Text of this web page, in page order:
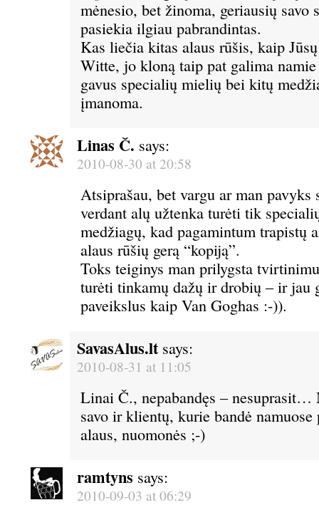
mėnesio, bet žinoma, geriausių savo
pasiekia ilgiau pabrandintas.
Kas liečia kitas alaus rūšis, kaip
Witte, jo kloną taip pat galima
gavus specialių mielių bei kitų
įmanoma.
Linas Č. says:
2010-08-30 at 20:58
Atsiprašau, bet vargu ar man
verdant alų užtenka turėti tik
medžiagų, kad pagamintum trapistų
alaus rūšių gerą “kopiją”.
Toks teiginys man prilygsta
turėti tinkamų dažų ir drobių – ir jau
paveikslus kaip Van Goghas :-)).
SavasAlus.lt says:
2010-08-31 at 11:05
Linai Č., nepabandęs – nesuprasit…
savo ir klientų, kurie bandė
alaus, nuomonės ;-)
ramtyns says:
2010-09-03 at 06:29